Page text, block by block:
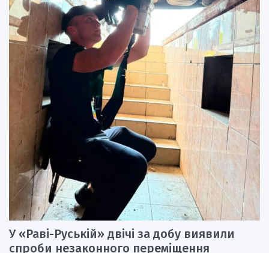
У «Раві-Руській» двічі за добу виявили
спроби незаконного переміщення